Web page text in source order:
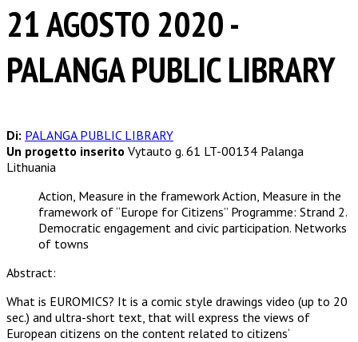
21 AGOSTO 2020 -
PALANGA PUBLIC LIBRARY
Di: PALANGA PUBLIC LIBRARY
Un progetto inserito Vytauto g. 61 LT-00134 Palanga
Lithuania
Action, Measure in the framework Action, Measure in the
framework of “Europe for Citizens” Programme: Strand 2.
Democratic engagement and civic participation. Networks
of towns
Abstract:
What is EUROMICS? It is a comic style drawings video (up to 20
sec.) and ultra-short text, that will express the views of
European citizens on the content related to citizens‘